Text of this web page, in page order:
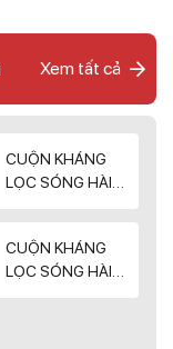
Xem tất cả
CUỘN KHÁNG
LỌC SÓNG HÀI
CUỘN KHÁNG
LỌC SÓNG HÀI